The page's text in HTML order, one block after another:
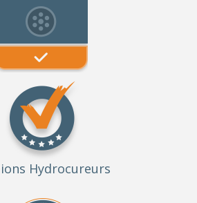
Hydrocureurs